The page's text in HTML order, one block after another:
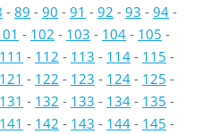
- 89 - 90 - 91 - 92 - 93 - 94 -
- 102 - 103 - 104 - 105 -
111 - 112 - 113 - 114 - 115 -
121 - 122 - 123 - 124 - 125 -
131 - 132 - 133 - 134 - 135 -
141 - 142 - 143 - 144 - 145 -